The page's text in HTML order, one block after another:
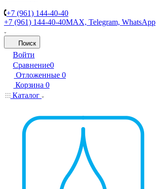
+7 (961) 144-40-40
+7 (961) 144-40-40MAX, Telegram, WhatsApp
Поиск
Войти
Сравнение0
Отложенные 0
Корзина 0
Каталог